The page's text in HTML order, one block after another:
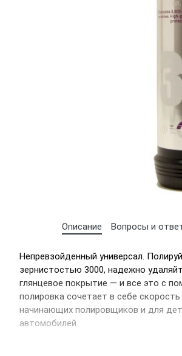
Описание Вопросы и
Непревзойденный универсал.
зернистостью 3000, надежно
глянцевое покрытие — и все это с
полировка сочетает в себе
начинающих полировщиков и для
автомобилей.